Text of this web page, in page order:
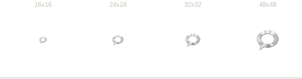
16x16 24x24 32x32 48x48